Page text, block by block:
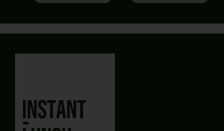
Vous avez commencé un panier,
Vous souhaitezgénérer un devis PDF
J'obtiens mon devis en ligne
en quelques clics
Besoin de plus d'information ?
Vous préférez
Planifier un rendez-vous
avec un commercial